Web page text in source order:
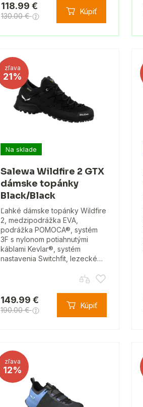
118.99 €
130.00 € Kúpiť
zľava
21%
Na sklade
Salewa Wildfire 2 GTX
dámske topánky
Black/Black
Ľahké dámske topánky Wildfire
2, medzipodrážka EVA,
podrážka POMOCA®, systém
3F s nylonom potiahnutými
káblami Kevlar®, systém
nastavenia Switchfit, lezecké…
149.99 €
190.00 € Kúpiť
zľava
12%